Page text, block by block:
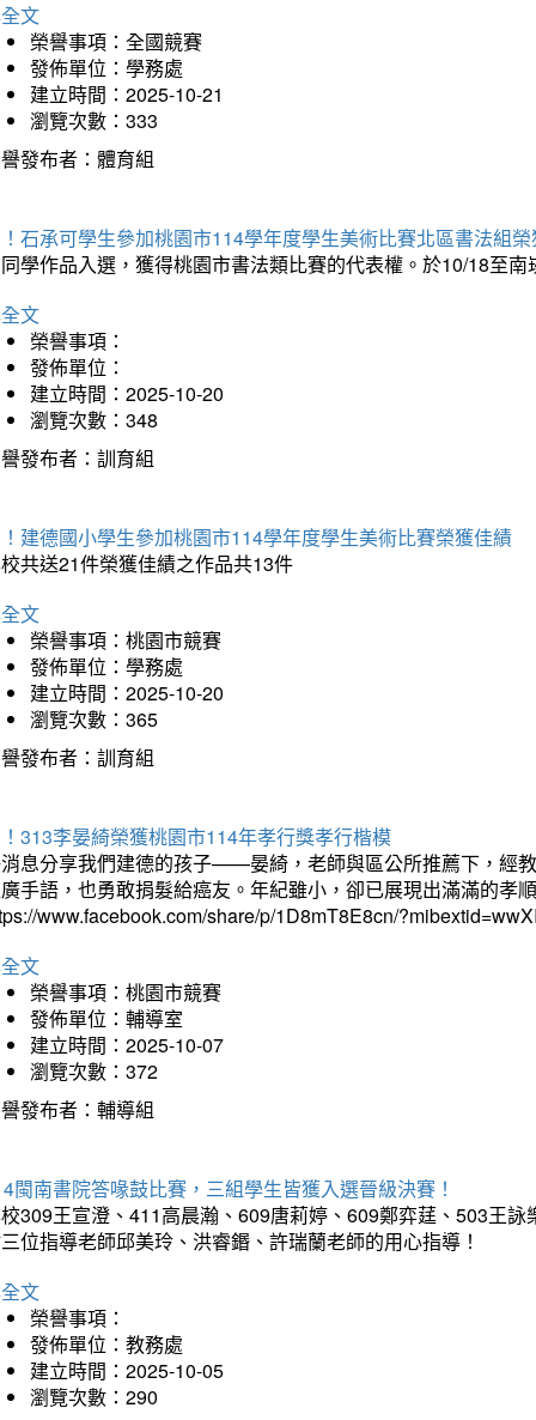
文
榮譽事項：全國競賽
發佈單位：學務處
建立時間：2025-10-21
瀏覽次數：333
發布者：體育組
石承可學生參加桃園市114學年度學生美術比賽北區書法組
學作品入選，獲得桃園市書法類比賽的代表權。於10/18至
文
榮譽事項：
發佈單位：
建立時間：2025-10-20
瀏覽次數：348
發布者：訓育組
建德國小學生參加桃園市114學年度學生美術比賽榮獲佳績
共送21件榮獲佳績之作品共13件
文
榮譽事項：桃園市競賽
發佈單位：學務處
建立時間：2025-10-20
瀏覽次數：365
發布者：訓育組
313李晏綺榮獲桃園市114年孝行獎孝行楷模
息分享我們建德的孩子——晏綺，老師與區公所推薦下，經
手語，也勇敢捐髮給癌友。年紀雖小，卻已展現出滿滿的孝
www.facebook.com/share/p/1D8mT8E8cn/
文
榮譽事項：桃園市競賽
發佈單位：輔導室
建立時間：2025-10-07
瀏覽次數：372
發布者：輔導組
閩南書院答喙鼓比賽，三組學生皆獲入選晉級決賽！
309王宣澄、411高晨瀚、609唐莉婷、609鄭弈莛、503王
位指導老師邱美玲、洪睿鍲、許瑞蘭老師的用心指導！
文
榮譽事項：
發佈單位：教務處
建立時間：2025-10-05
瀏覽次數：290